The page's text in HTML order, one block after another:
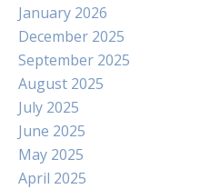
January 2026
December 2025
September 2025
August 2025
July 2025
June 2025
May 2025
April 2025